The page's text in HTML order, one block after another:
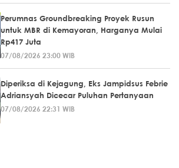
Perumnas Groundbreaking Proyek Rusun
untuk MBR di Kemayoran, Harganya Mulai
Rp417 Juta
07/08/2026 23:00 WIB
Diperiksa di Kejagung, Eks Jampidsus Febrie
Adriansyah Dicecar Puluhan Pertanyaan
07/08/2026 22:31 WIB